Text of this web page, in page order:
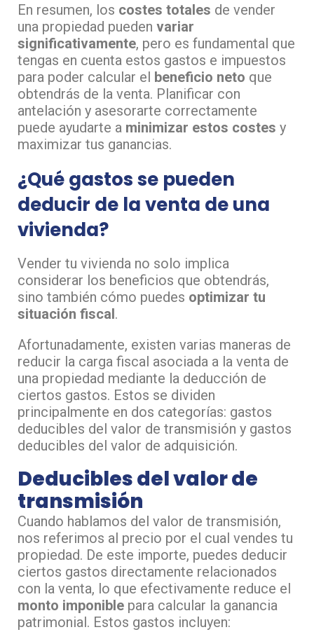
En resumen, los costes totales de vender
una propiedad pueden variar
significativamente, pero es fundamental que
tengas en cuenta estos gastos e impuestos
para poder calcular el beneficio neto que
obtendrás de la venta. Planificar con
antelación y asesorarte correctamente
puede ayudarte a minimizar estos costes y
maximizar tus ganancias.
¿Qué gastos se pueden
deducir de la venta de una
vivienda?
Vender tu vivienda no solo implica
considerar los beneficios que obtendrás,
sino también cómo puedes optimizar tu
situación fiscal.
Afortunadamente, existen varias maneras de
reducir la carga fiscal asociada a la venta de
una propiedad mediante la deducción de
ciertos gastos. Estos se dividen
principalmente en dos categorías: gastos
deducibles del valor de transmisión y gastos
deducibles del valor de adquisición.
Deducibles del valor de
transmisión
Cuando hablamos del valor de transmisión,
nos referimos al precio por el cual vendes tu
propiedad. De este importe, puedes deducir
ciertos gastos directamente relacionados
con la venta, lo que efectivamente reduce el
monto imponible para calcular la ganancia
patrimonial. Estos gastos incluyen: